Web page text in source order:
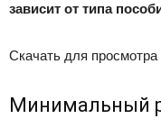
зависит от типа
Скачать для просмотра
Минимальный